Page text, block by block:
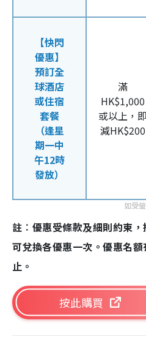
【快閃
優惠】
預訂全
球酒店
或住宿
套餐
（逢星
期一中
午12時
發放）
滿
HK$1,000
或以上，即
減HK$200
註︰優惠受條款及細則約束
可兌換各優惠一次。優惠名
止。
按此購買